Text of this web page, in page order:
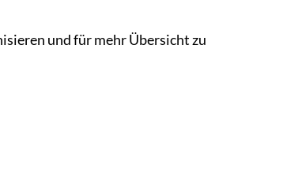
und für mehr Übersicht zu